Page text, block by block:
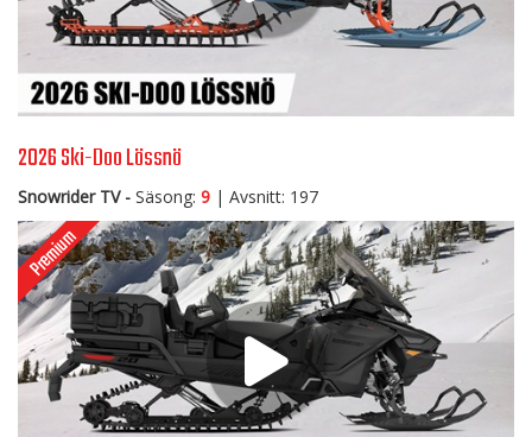
2026 Ski-Doo Lössnö
Snowrider TV - Säsong: 9 | Avsnitt: 197